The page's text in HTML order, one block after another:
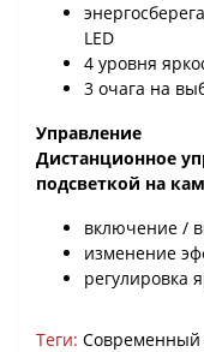
LED
4 уровня
3 очага на
Управление
Дистанционное
подсветкой на
включение /
изменение
регулировка
Теги: Современный